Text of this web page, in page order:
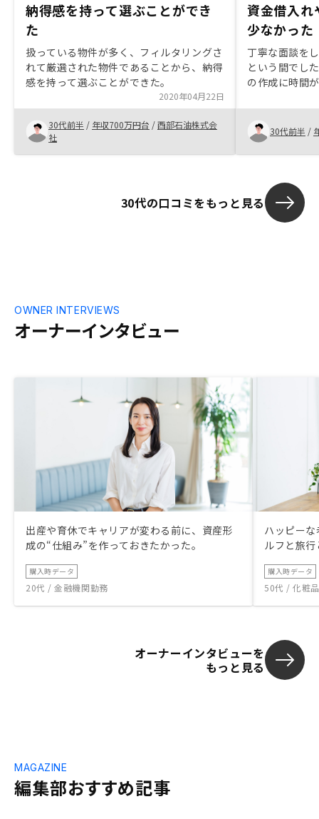
納得感を持って選ぶことができ
た
扱っている物件が多く、フィルタリングさ
れて厳選された物件であることから、納得
感を持って選ぶことができた。
2020年04月22日
30代前半 / 年収700万円台 /西部石油株式会
社
資金借入れ
少なかった
丁寧な面談を
という間でし
の作成に時間
購入後のフォ
のが契約の決
際に部屋の周
がありました
れば良かった
の諸費用の部
ので、契約の
30代前半 /
30代の口コミをもっと見る
オーナーインタビュー
OWNER INTERVIEWS
出産や育休でキャリアが変わる前に、資産形
成の“仕組み”を作っておきたかった。
購入時データ
20代 / 金融機関勤務
ハッピー
ルフと旅
購入時データ
50代 / 化粧
オーナーインタビューを
もっと見る
編集部おすすめ記事
MAGAZINE